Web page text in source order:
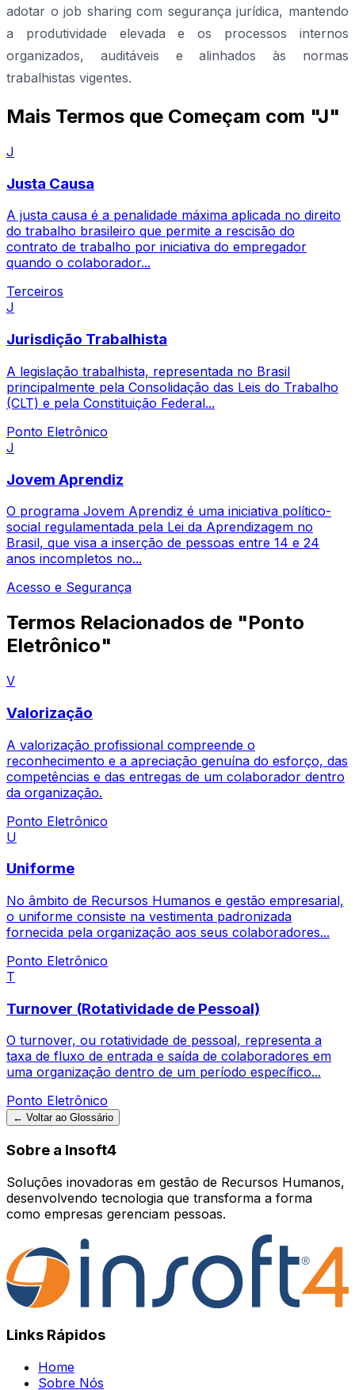
adotar o job sharing com segurança jurídica, mantendo
a produtividade elevada e os processos internos
organizados, auditáveis e alinhados às normas
trabalhistas vigentes.
Mais Termos que Começam com "J"
J
Justa Causa
A justa causa é a penalidade máxima aplicada no direito
do trabalho brasileiro que permite a rescisão do
contrato de trabalho por iniciativa do empregador
quando o colaborador...
Terceiros
J
Jurisdição Trabalhista
A legislação trabalhista, representada no Brasil
principalmente pela Consolidação das Leis do Trabalho
(CLT) e pela Constituição Federal...
Ponto Eletrônico
J
Jovem Aprendiz
O programa Jovem Aprendiz é uma iniciativa político-
social regulamentada pela Lei da Aprendizagem no
Brasil, que visa a inserção de pessoas entre 14 e 24
anos incompletos no...
Acesso e Segurança
Termos Relacionados de "Ponto
Eletrônico"
V
Valorização
A valorização profissional compreende o
reconhecimento e a apreciação genuína do esforço, das
competências e das entregas de um colaborador dentro
da organização.
Ponto Eletrônico
U
Uniforme
No âmbito de Recursos Humanos e gestão empresarial,
o uniforme consiste na vestimenta padronizada
fornecida pela organização aos seus colaboradores...
Ponto Eletrônico
T
Turnover (Rotatividade de Pessoal)
O turnover, ou rotatividade de pessoal, representa a
taxa de fluxo de entrada e saída de colaboradores em
uma organização dentro de um período específico...
Ponto Eletrônico
← Voltar ao Glossário
Sobre a Insoft4
Soluções inovadoras em gestão de Recursos Humanos,
desenvolvendo tecnologia que transforma a forma
como empresas gerenciam pessoas.
Links Rápidos
Home
Sobre Nós